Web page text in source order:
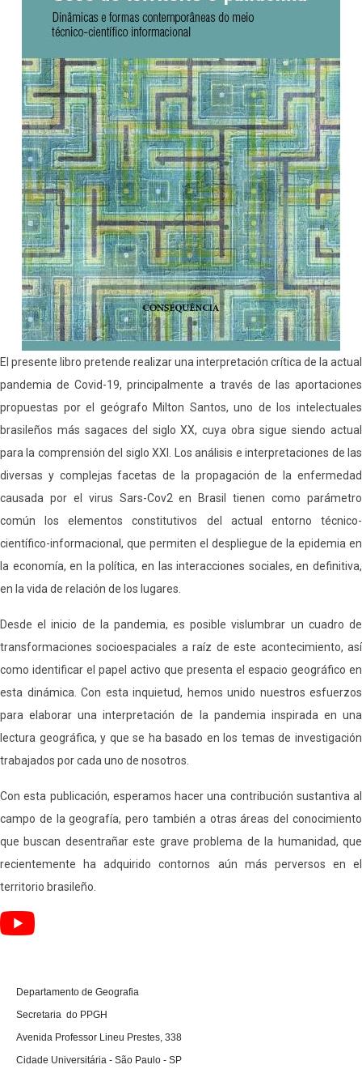
El presente libro pretende realizar una interpretación crítica de la actual
pandemia de Covid-19, principalmente a través de las aportaciones
propuestas por el geógrafo Milton Santos, uno de los intelectuales
brasileños más sagaces del siglo XX, cuya obra sigue siendo actual
para la comprensión del siglo XXI. Los análisis e interpretaciones de las
diversas y complejas facetas de la propagación de la enfermedad
causada por el virus Sars-Cov2 en Brasil tienen como parámetro
común los elementos constitutivos del actual entorno técnico-
científico-informacional, que permiten el despliegue de la epidemia en
la economía, en la política, en las interacciones sociales, en definitiva,
en la vida de relación de los lugares.
Desde el inicio de la pandemia, es posible vislumbrar un cuadro de
transformaciones socioespaciales a raíz de este acontecimiento, así
como identificar el papel activo que presenta el espacio geográfico en
esta dinámica. Con esta inquietud, hemos unido nuestros esfuerzos
para elaborar una interpretación de la pandemia inspirada en una
lectura geográfica, y que se ha basado en los temas de investigación
trabajados por cada uno de nosotros.
Con esta publicación, esperamos hacer una contribución sustantiva al
campo de la geografía, pero también a otras áreas del conocimiento
que buscan desentrañar este grave problema de la humanidad, que
recientemente ha adquirido contornos aún más perversos en el
territorio brasileño.
Departamento de Geografia
Secretaria  do PPGH
Avenida Professor Lineu Prestes, 338
Cidade Universitária - São Paulo - SP